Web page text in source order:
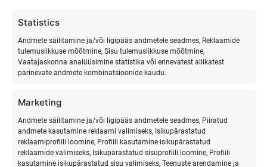
Statistics
Andmete säilitamine ja/või ligipääs andmetele seadmes, Reklaamide
tulemuslikkuse mõõtmine, Sisu tulemuslikkuse mõõtmine,
Vaatajaskonna analüüsimine statistika või erinevatest allikatest
pärinevate andmete kombinatsioonide kaudu.
Marketing
Andmete säilitamine ja/või ligipääs andmetele seadmes, Piiratud
andmete kasutamine reklaami valimiseks, Isikupärastatud
reklaamiprofiili loomine, Profiili kasutamine isikupärastatud
reklaamide valimiseks, Isikupärastatud sisuprofiili loomine, Profiili
kasutamine isikupärastatud sisu valimiseks, Teenuste arendamine ja
SURFMASTER
Ranna Surfiküla
+372 566 86 766